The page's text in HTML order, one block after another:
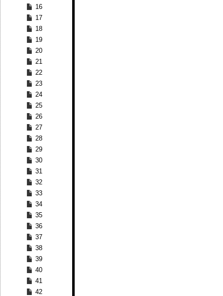
16
17
18
19
20
21
22
23
24
25
26
27
28
29
30
31
32
33
34
35
36
37
38
39
40
41
42